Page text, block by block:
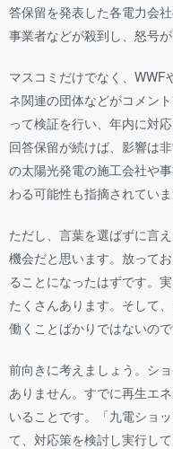
答保留を発表した各電力会
事業者などが殺到し、怒号
マスコミだけでなく、WWF
ネ関連の団体などがコメン
って検証を行い、年内に対
回答保留が続けば、影響は
の太陽光発電の施工会社や
わる可能性も指摘されていま
ただし、言葉を選ばずに言
機会だと思います。放って
ることになったはずです。
たくさんあります。そして
働くことばかりではないので
前向きに考えましょう。シ
ありません。すでに再生エ
いることです。「九電ショ
て、対応策を検討し実行し